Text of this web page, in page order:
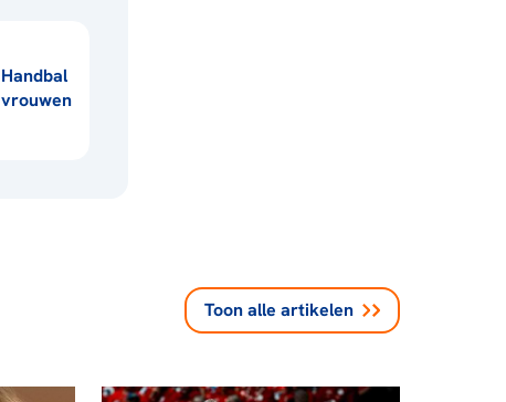
Handbal
vrouwen
Toon alle artikelen